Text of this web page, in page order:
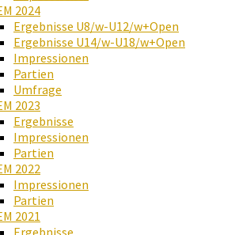
2024
Ergebnisse U8/w-U12/w+Open
Ergebnisse U14/w-U18/w+Open
Impressionen
Partien
Umfrage
2023
Ergebnisse
Impressionen
Partien
2022
Impressionen
Partien
2021
Ergebnisse